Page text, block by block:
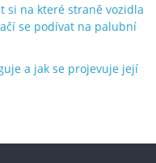
si na které straně vozidla
se podívat na palubní
a jak se projevuje její